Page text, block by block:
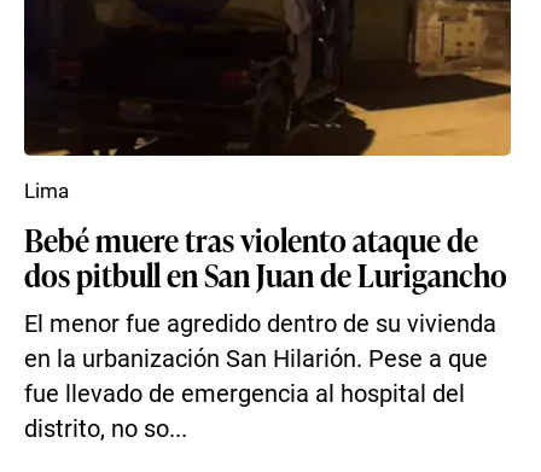
Bebé muere tras violento ataque de
dos pitbull en San Juan de Lurigancho
El menor fue agredido dentro de su vivienda
en la urbanización San Hilarión. Pese a que
fue llevado de emergencia al hospital del
distrito, no so...
Lima